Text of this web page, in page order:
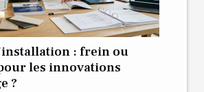
: frein ou
les innovations
?